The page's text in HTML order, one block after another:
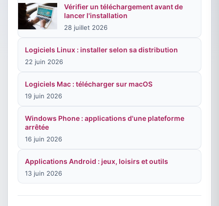
Vérifier un téléchargement avant de
lancer l'installation
28 juillet 2026
Logiciels Linux : installer selon sa distribution
22 juin 2026
Logiciels Mac : télécharger sur macOS
19 juin 2026
Windows Phone : applications d'une plateforme
arrêtée
16 juin 2026
Applications Android : jeux, loisirs et outils
13 juin 2026